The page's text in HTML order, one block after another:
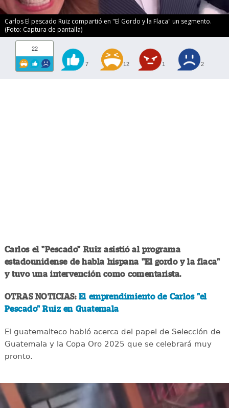
Carlos El pescado Ruiz compartió en "El Gordo y la Flaca" un segmento.
(Foto: Captura de pantalla)
22
7 12 1 2
Carlos el "Pescado" Ruiz asistió al programa
estadounidense de habla hispana "El gordo y la flaca"
y tuvo una intervención como comentarista.
OTRAS NOTICIAS: El emprendimiento de Carlos "el
Pescado" Ruiz en Guatemala
El guatemalteco habló acerca del papel de Selección de
Guatemala y la Copa Oro 2025 que se celebrará muy
pronto.